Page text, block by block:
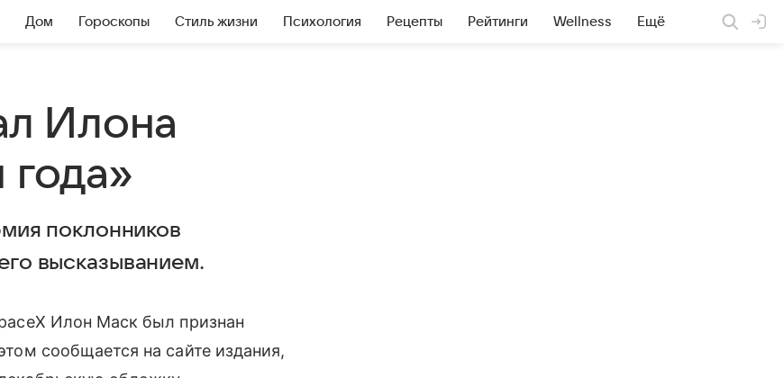
Дом Гороскопы Стиль жизни Психология Рецепты Рейтинги Wellness Ещё
Илона
поклонников
высказыванием.
Илон Маск был признан
сообщается на сайте издания,